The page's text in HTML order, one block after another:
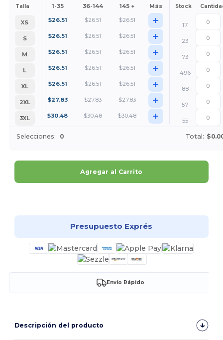
Talla 1-35 36-144 145 + Más Stock
XS $26.51 $26.51 $26.51 +
17
S
$26.51 $26.51 $26.51 +
23
M
$26.51 $26.51 $26.51 +
73
L
$26.51 $26.51 $26.51 +
496
XL
$26.51 $26.51 $26.51 +
88
2XL
$27.83 $27.83 $27.83 +
57
3XL
$30.48 $30.48 $30.48 + 55
Selecciones: 0 Total:
Agregar al Carrito
Presupuesto Exprés
Envío Rápido
Descripción del producto